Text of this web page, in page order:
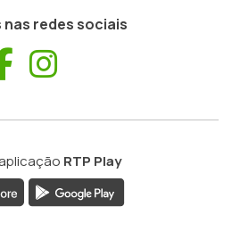
redes sociais
Facebook
RTP Play